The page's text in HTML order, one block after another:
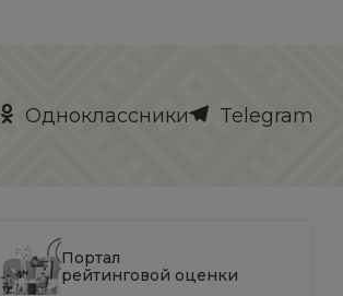
Одноклассники Telegram
Портал
рейтинговой оценки